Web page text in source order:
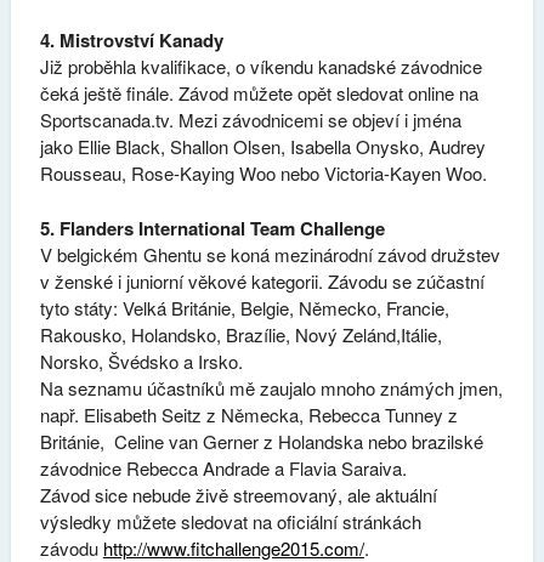
4. Mistrovství Kanady
Již proběhla kvalifikace, o víkendu kanadské závodnice
čeká ještě finále. Závod můžete opět sledovat online na
Sportscanada.tv. Mezi závodnicemi se objeví i jména
jako Ellie Black, Shallon Olsen, Isabella Onysko, Audrey
Rousseau, Rose-Kaying Woo nebo Victoria-Kayen Woo.
5. Flanders International Team Challenge
V belgickém Ghentu se koná mezinárodní závod družstev
v ženské i juniorní věkové kategorii. Závodu se zúčastní
tyto státy: Velká Británie, Belgie, Německo, Francie,
Rakousko, Holandsko, Brazílie, Nový Zelánd,Itálie,
Norsko, Švédsko a Irsko.
Na seznamu účastníků mě zaujalo mnoho známých jmen,
např. Elisabeth Seitz z Německa, Rebecca Tunney z
Británie, Celine van Gerner z Holandska nebo brazilské
závodnice Rebecca Andrade a Flavia Saraiva.
Závod sice nebude živě streemovaný, ale aktuální
výsledky můžete sledovat na oficiální stránkách
závodu http://www.fitchallenge2015.com/.